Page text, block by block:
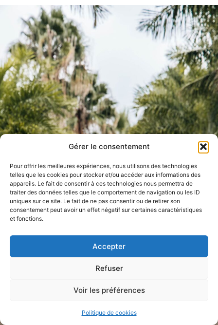
Gérer le consentement
Pour offrir les meilleures expériences, nous utilisons des technologies
telles que les cookies pour stocker et/ou accéder aux informations des
appareils. Le fait de consentir à ces technologies nous permettra de
traiter des données telles que le comportement de navigation ou les ID
uniques sur ce site. Le fait de ne pas consentir ou de retirer son
consentement peut avoir un effet négatif sur certaines caractéristiques
et fonctions.
Accepter
Refuser
Voir les préférences
Politique de cookies